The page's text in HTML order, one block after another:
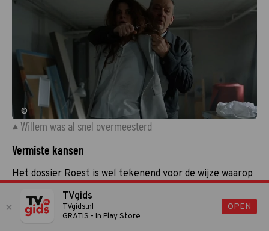
©
Willem was al snel overmeesterd
Vermiste kansen
Het dossier Roest is wel tekenend voor de wijze waarop
de makers omspringen met personages. Vooral kleinere
rollen worden zonder pardon van tafel geveegd nog
voordat hun verhaallijn goed en wel kon beginnen. Zo
TVgids
TVgids.nl
GRATIS - In Play Store
OPEN